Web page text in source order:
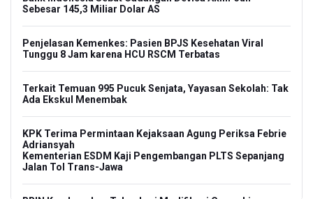
Sebesar 145,3 Miliar Dolar AS
Penjelasan Kemenkes: Pasien BPJS Kesehatan Viral
Tunggu 8 Jam karena HCU RSCM Terbatas
Terkait Temuan 995 Pucuk Senjata, Yayasan Sekolah: Tak
Ada Ekskul Menembak
KPK Terima Permintaan Kejaksaan Agung Periksa Febrie
Adriansyah
Kementerian ESDM Kaji Pengembangan PLTS Sepanjang
Jalan Tol Trans-Jawa